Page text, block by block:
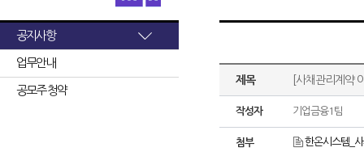
공지사항
업무안내
공모주 청약
제목 [사채관리계약
작성자 기업금융1팀
첨부 한온시스템_